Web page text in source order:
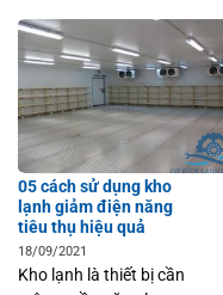
05 cách sử dụng kho
lạnh giảm điện năng
tiêu thụ hiệu quả
18/09/2021
Kho lạnh là thiết bị cần